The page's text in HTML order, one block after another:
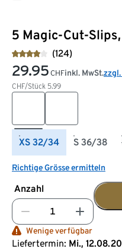
5 Magic-Cut-
(124)
29.95 CHF
CHF/Stück 5.99
inkl. MwSt.
XS 32/34 S 36/38
Richtige Grösse ermitteln
Anzahl
Wenige verfügbar
Liefertermin: Mi.,